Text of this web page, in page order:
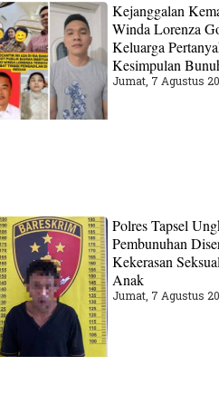
Kejanggalan
Winda Lorenza
Keluarga
Kesimpulan
Jumat, 7 Agustus
Polres Tapsel
Pembunuhan
Kekerasan
Anak
Jumat, 7 Agustus